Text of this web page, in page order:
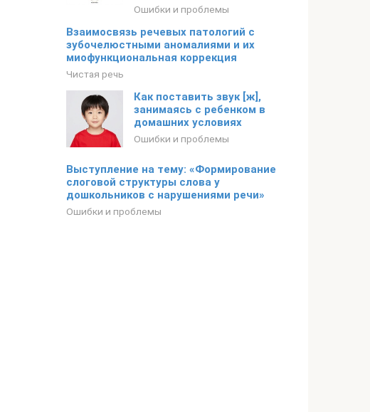
Ошибки и проблемы
Взаимосвязь речевых патологий с
зубочелюстными аномалиями и их
миофункциональная коррекция
Чистая речь
Как поставить звук [ж],
занимаясь с ребенком в
домашних условиях
Ошибки и проблемы
Выступление на тему: «Формирование
слоговой структуры слова у
дошкольников с нарушениями речи»
Ошибки и проблемы